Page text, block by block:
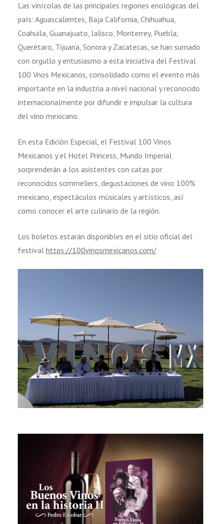
Las vinícolas de las principales regiones enológicas del
país: Aguascalientes, Baja California, Chihuahua,
Coahuila, Guanajuato, Jalisco, Monterrey, Puebla,
Querétaro, Tijuana, Sonora y Zacatecas, se han sumado
con orgullo y entusiasmo a esta iniciativa del Festival
100 Vnos Mexicanos, consolidado como el evento más
importante en la industria a nivel nacional y reconocido
internacionalmente por difundir e impulsar la cultura
del vino mexicano.
En esta Edición Especial, el Festival 100 Vinos
Mexicanos y el Hotel Princess, Mundo Imperial
sorprenderán a los asistentes con catas por
reconocidos sommeliers, degustaciones de vino 100%
mexicano, espectáculos músicales y artísticos, así
como conocer el arte culinario de la región.
Los boletos estarán disponibles en el sitio oficial del
festival https://100vinosmexicanos.com/